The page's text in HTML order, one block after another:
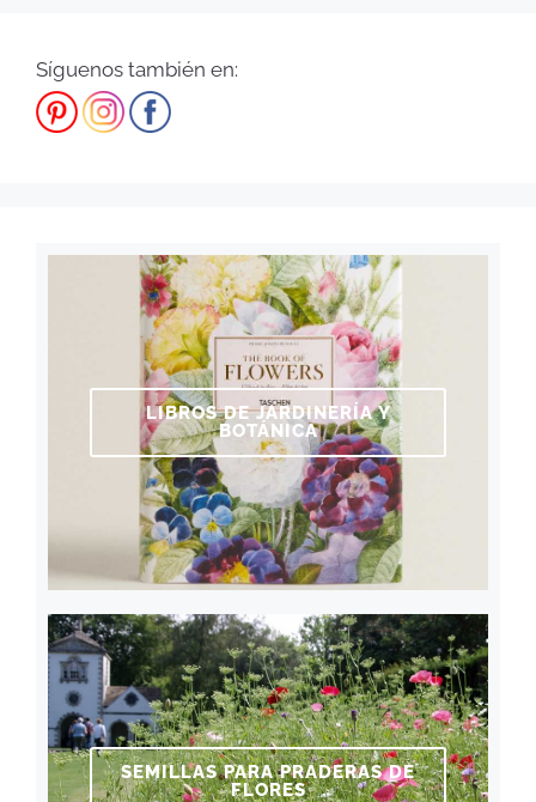
Síguenos también en:
LIBROS DE JARDINERÍA Y
BOTÁNICA
SEMILLAS PARA PRADERAS DE
FLORES